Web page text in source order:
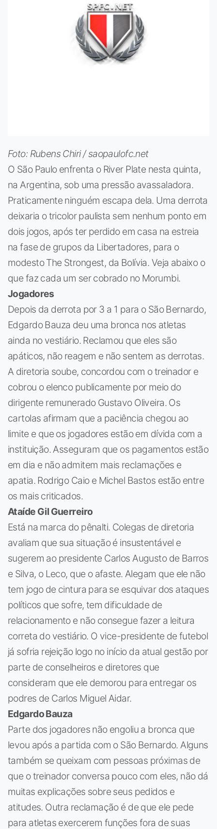
Foto: Rubens Chiri / saopaulofc.net
O São Paulo enfrenta o River Plate nesta quinta,
na Argentina, sob uma pressão avassaladora.
Praticamente ninguém escapa dela. Uma derrota
deixaria o tricolor paulista sem nenhum ponto em
dois jogos, após ter perdido em casa na estreia
na fase de grupos da Libertadores, para o
modesto The Strongest, da Bolívia. Veja abaixo o
que faz cada um ser cobrado no Morumbi.
Jogadores
Depois da derrota por 3 a 1 para o São Bernardo,
Edgardo Bauza deu uma bronca nos atletas
ainda no vestiário. Reclamou que eles são
apáticos, não reagem e não sentem as derrotas.
A diretoria soube, concordou com o treinador e
cobrou o elenco publicamente por meio do
dirigente remunerado Gustavo Oliveira. Os
cartolas afirmam que a paciência chegou ao
limite e que os jogadores estão em dívida com a
instituição. Asseguram que os pagamentos estão
em dia e não admitem mais reclamações e
apatia. Rodrigo Caio e Michel Bastos estão entre
os mais criticados.
Ataíde Gil Guerreiro
Está na marca do pênalti. Colegas de diretoria
avaliam que sua situação é insustentável e
sugerem ao presidente Carlos Augusto de Barros
e Silva, o Leco, que o afaste. Alegam que ele não
tem jogo de cintura para se esquivar dos ataques
políticos que sofre, tem dificuldade de
relacionamento e não consegue fazer a leitura
correta do vestiário. O vice-presidente de futebol
já sofria rejeição logo no início da atual gestão por
parte de conselheiros e diretores que
consideram que ele demorou para entregar os
podres de Carlos Miguel Aidar.
Edgardo Bauza
Parte dos jogadores não engoliu a bronca que
levou após a partida com o São Bernardo. Alguns
também se queixam com pessoas próximas de
que o treinador conversa pouco com eles, não dá
muitas explicações sobre seus pedidos e
atitudes. Outra reclamação é de que ele pede
para atletas exercerem funções fora de suas